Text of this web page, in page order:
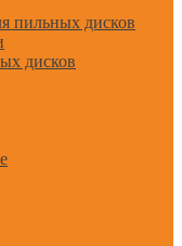
пильных дисков
дисков